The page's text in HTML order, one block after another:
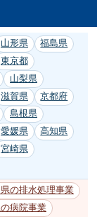
山形県
福島県
東京都
山梨県
滋賀県
京都府
島根県
愛媛県
高知県
宮崎県
の排水処理事業
病院事業